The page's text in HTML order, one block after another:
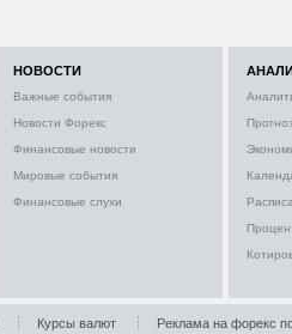
НОВОСТИ
Важные события
Новости Форекс
Финансовые новости
Мировые события
Финансовые слухи
Курсы валют Реклама на форекс